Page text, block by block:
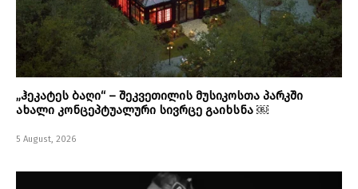
„ჰეკატეს ბაღი“ – შეკვეთილის მუსიკოსთა პარკში
ახალი კონცეპტუალური სივრცე გაიხსნა ￼
5 August, 2026